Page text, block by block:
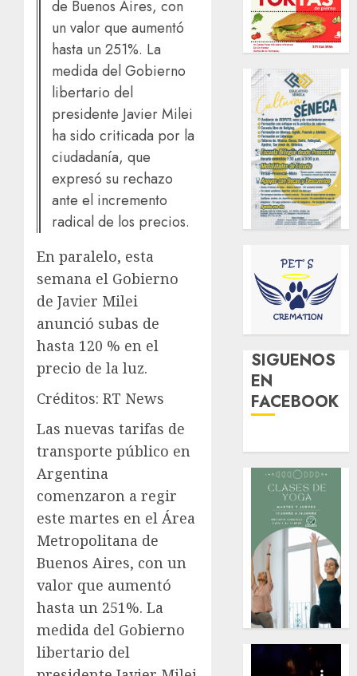
de Buenos Aires, con
un valor que aumentó
hasta un 251%. La
medida del Gobierno
libertario del
presidente Javier Milei
ha sido criticada por la
ciudadanía, que
expresó su rechazo
ante el incremento
radical de los precios.
En paralelo, esta
semana el Gobierno
de Javier Milei
anunció subas de
hasta 120 % en el
precio de la luz.
Créditos: RT News
Las nuevas tarifas de
transporte público en
Argentina
comenzaron a regir
este martes en el Área
Metropolitana de
Buenos Aires, con un
valor que aumentó
hasta un 251%. La
medida del Gobierno
libertario del
SIGUENOS
EN
FACEBOOK